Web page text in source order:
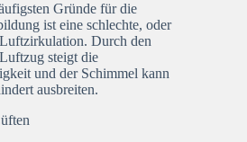
Gründe für die
ist eine schlechte, oder
Durch den
steigt die
und der Schimmel kann
ausbreiten.